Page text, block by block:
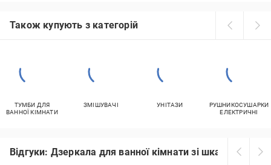
Також купують з категорій
ТУМБИ ДЛЯ
ВАННОЇ КІМНАТИ
ЗМІШУВАЧІ УНІТАЗИ
РУШНИКОСУШАРКИ
ЕЛЕКТРИЧНІ
Відгуки: Дзеркала для ванної кімнати зі шкафом